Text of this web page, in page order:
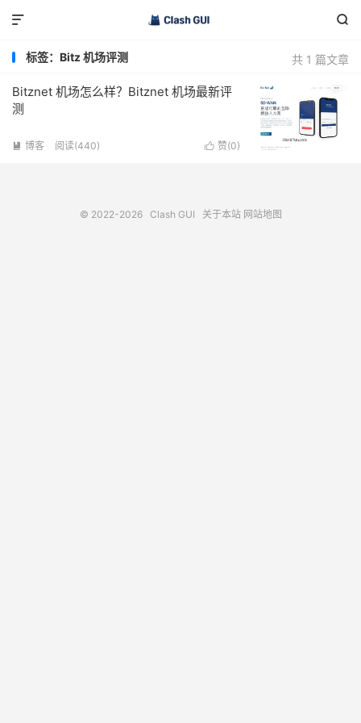


共 1 篇文章
标签：Bitz 机场评测
Bitznet 机场怎么样？Bitznet 机场最新评
测
 赞(0)
 博客 阅读(440)
© 2022-2026 Clash GUI 关于本站 网站地图